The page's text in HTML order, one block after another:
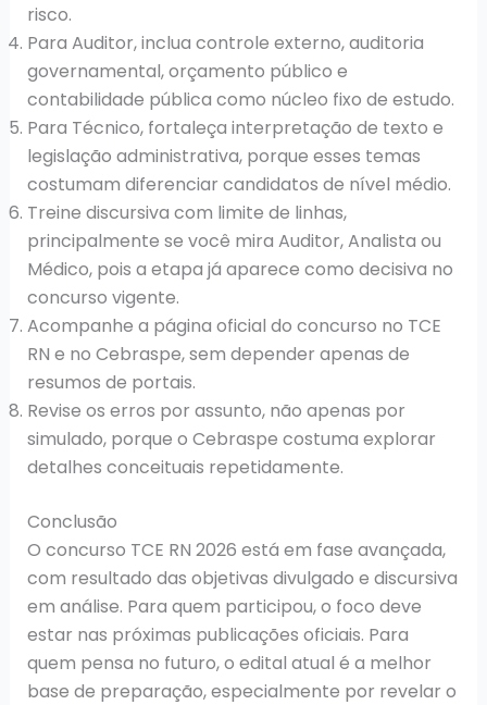
risco.
Para Auditor, inclua controle externo, auditoria
governamental, orçamento público e
contabilidade pública como núcleo fixo de estudo.
Para Técnico, fortaleça interpretação de texto e
legislação administrativa, porque esses temas
costumam diferenciar candidatos de nível médio.
Treine discursiva com limite de linhas,
principalmente se você mira Auditor, Analista ou
Médico, pois a etapa já aparece como decisiva no
concurso vigente.
Acompanhe a página oficial do concurso no TCE
RN e no Cebraspe, sem depender apenas de
resumos de portais.
Revise os erros por assunto, não apenas por
simulado, porque o Cebraspe costuma explorar
detalhes conceituais repetidamente.
Conclusão
O concurso TCE RN 2026 está em fase avançada,
com resultado das objetivas divulgado e discursiva
em análise. Para quem participou, o foco deve
estar nas próximas publicações oficiais. Para
quem pensa no futuro, o edital atual é a melhor
base de preparação, especialmente por revelar o